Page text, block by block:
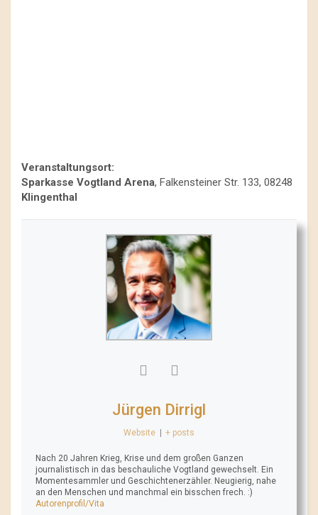
Veranstaltungsort:
Sparkasse Vogtland Arena, Falkensteiner Str. 133, 08248
Klingenthal
Jürgen Dirrigl
Website + posts
Nach 20 Jahren Krieg, Krise und dem großen Ganzen
journalistisch in das beschauliche Vogtland gewechselt. Ein
Momentesammler und Geschichtenerzähler. Neugierig, nahe
an den Menschen und manchmal ein bisschen frech. :)
Autorenprofil/Vita